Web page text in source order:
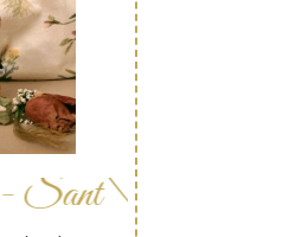
-Galilea